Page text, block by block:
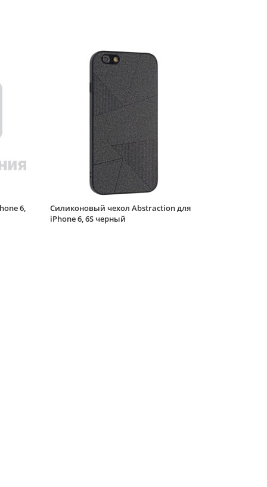
iPhone 6, 6S Весёлые
коты
Силиконовый чехол
Style wavy для iPhone
6, 6S горчично-
зеленый
Силиконовый чехол
Style wavy для iPhone
6, 6S черный
Силиконовый чехол
Electroplate case для
iPhone 6, 6S розово-
сиреневый
Силиконовый чехол
6,
Силиконовый чехол Abstraction для
iPhone 6, 6S черный